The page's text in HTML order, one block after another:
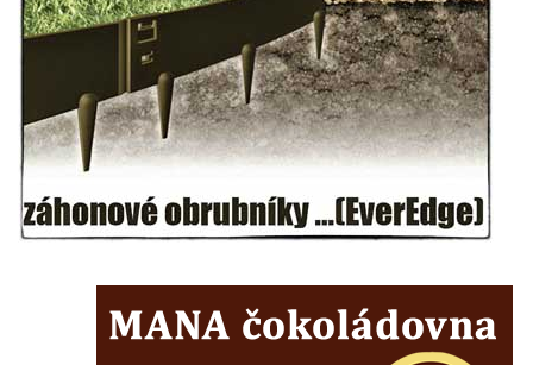
Benešově nad Ploučnicí
Hrob Šumových na hřbitově v Benešově
nad Ploučnicí
Hrob Theodora Sommera na hřbitově v
Benešově nad Ploučnicí
Benešově nad Ploučnicí
Hrob Franze Wünsche na hřbitově v